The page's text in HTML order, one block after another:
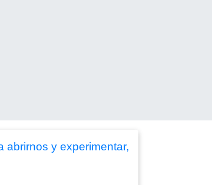
abrirnos y experimentar,